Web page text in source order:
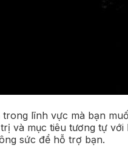
lĩnh vực mà bạn
và mục tiêu tương tự với
sức để hỗ trợ bạn.